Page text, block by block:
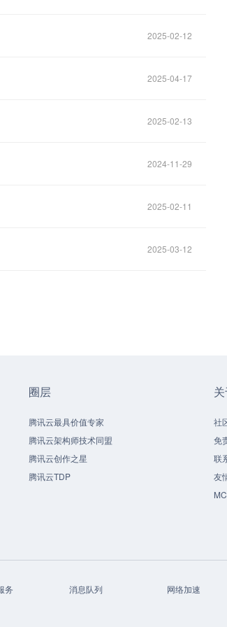
2025-02-12
2025-04-17
2025-02-13
2024-11-29
2025-02-11
2025-03-12
圈层
腾讯云最具价值专家
腾讯云架构师技术同盟
腾讯云创作之星
腾讯云TDP
社
免
联
友
务 消息队列
网络加速